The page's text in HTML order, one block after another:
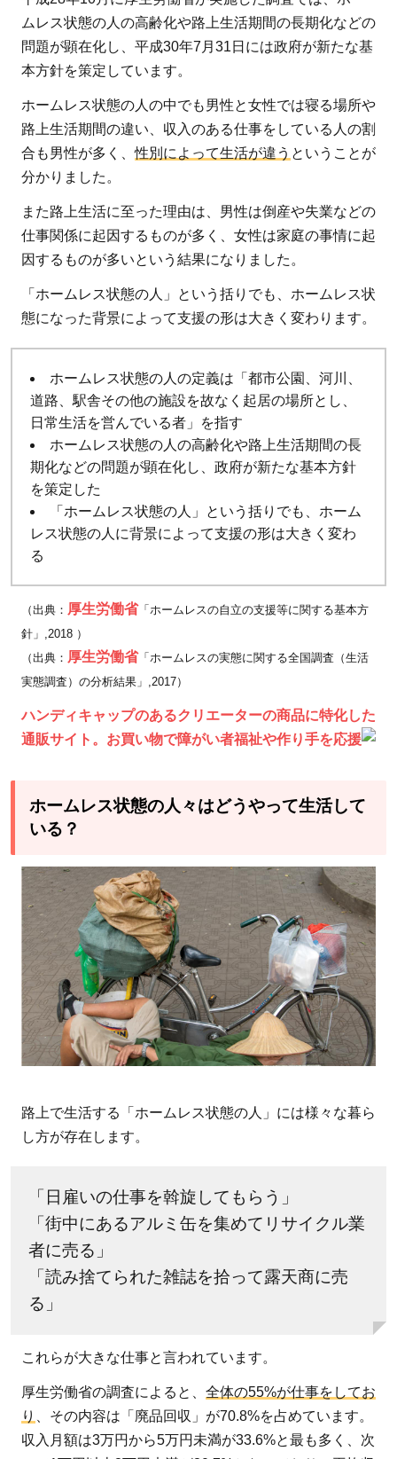
うや
って
生活
る？
3
の難
しさ
があ
る？
ムレ
ス状
態の
生活
から
抜け
出せ
ない
理由
とは
就職
する
ハー
ドル
の高
さ
に馴
染む
が難
しい
4
ホー
ムレ
ス状
態の
生活
から
する
ため
体的
な支
援と
は？
4.2
パト
ロー
ル
ムレス状態の人の高齢化や路上生活期間の長期化などの
問題が顕在化し、平成30年7月31日には政府が新たな基
本方針を策定しています。
ホームレス状態の人の中でも男性と女性では寝る場所や
路上生活期間の違い、収入のある仕事をしている人の割
合も男性が多く、性別によって生活が違う ということが
分かりました。
また路上生活に至った理由は、男性は倒産や失業などの
仕事関係に起因するものが多く、女性は家庭の事情に起
因するものが多いという結果になりました。
「ホームレス状態の人」という括りでも、ホームレス状
態になった背景によって支援の形は大きく変わります。
ホームレス状態の人の定義は「都市公園、河川、
道路、駅舎その他の施設を故なく起居の場所とし、
日常生活を営んでいる者」を指す
ホームレス状態の人の高齢化や路上生活期間の長
期化などの問題が顕在化し、政府が新たな基本方針
を策定した
「ホームレス状態の人」という括りでも、ホーム
レス状態の人に背景によって支援の形は大きく変わ
る
（出典： 厚生労働省「ホームレスの自立の支援等に関する基本方
針」,2018 ）
（出典： 厚生労働省「ホームレスの実態に関する全国調査（生活
実態調査）の分析結果」,2017）
ハンディキャップのあるクリエーターの商品に特化した
通販サイト。お買い物で障がい者福祉や作り手を応援
ホームレス状態の人々はどうやって生活して
いる？
路上で生活する「ホームレス状態の人」には様々な暮ら
し方が存在します。
「日雇いの仕事を斡旋してもらう」
「街中にあるアルミ缶を集めてリサイクル業
者に売る」
「読み捨てられた雑誌を拾って露天商に売
る」
これらが大きな仕事と言われています。
厚生労働省の調査によると、 全体の55%が仕事をしてお
り
、その内容は「廃品回収」が70.8%を占めています。
収入月額は3万円から5万円未満が33.6%と最も多く、次